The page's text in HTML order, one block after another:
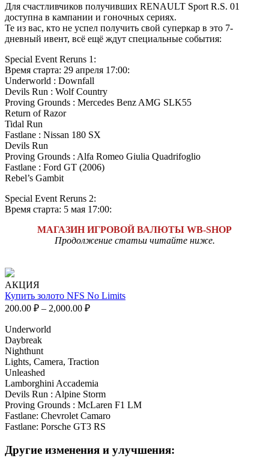
Для счастливчиков получивших RENAULT Sport R.S. 01
доступна в кампании и гоночных сериях.
Те из вас, кто не успел получить свой суперкар в это 7-
дневный ивент, всё ещё ждут специальные события:
Special Event Reruns 1:
Время старта: 29 апреля 17:00:
Underworld : Downfall
Devils Run : Wolf Country
Proving Grounds : Mercedes Benz AMG SLK55
Return of Razor
Tidal Run
Fastlane : Nissan 180 SX
Devils Run
Proving Grounds : Alfa Romeo Giulia Quadrifoglio
Fastlane : Ford GT (2006)
Rebel’s Gambit
Special Event Reruns 2:
Время старта: 5 мая 17:00:
МАГАЗИН ИГРОВОЙ ВАЛЮТЫ WB-SHOP
Продолжение статьи читайте ниже.
АКЦИЯ
Купить золото NFS No Limits
200.00 ₽ – 2,000.00 ₽
Underworld
Daybreak
Nighthunt
Lights, Camera, Traction
Unleashed
Lamborghini Accademia
Devils Run : Alpine Storm
Proving Grounds : McLaren F1 LM
Fastlane: Chevrolet Camaro
Fastlane: Porsche GT3 RS
Другие изменения и улучшения: